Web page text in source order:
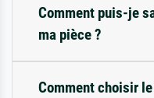
Comment puis-je
ma pièce ?
Comment choisir